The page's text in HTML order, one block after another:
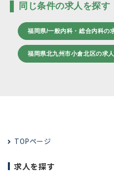
同じ条件の求人を探す
福岡県/一般内科・総合内科の
福岡県北九州市小倉北区の求
TOPページ
求人を探す